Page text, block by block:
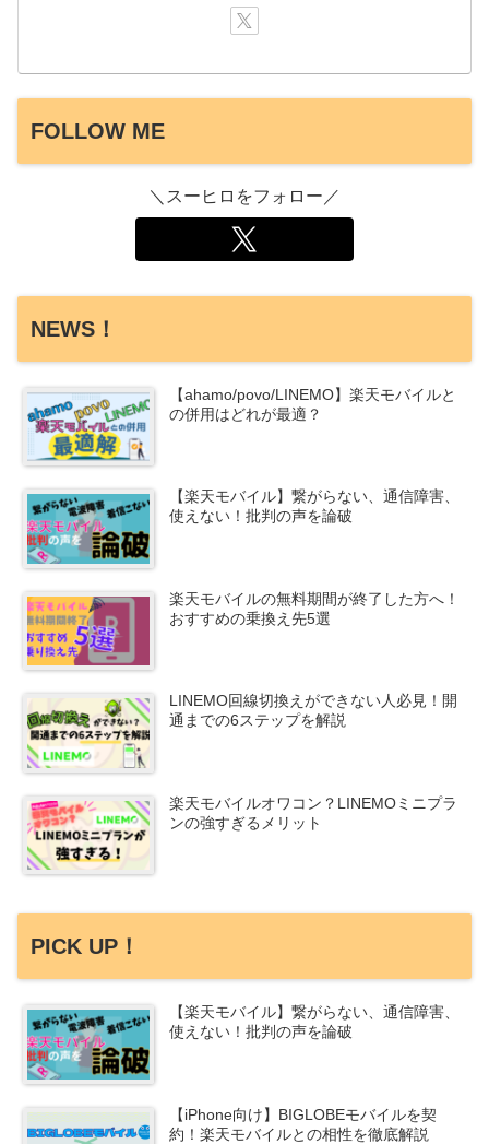
FOLLOW ME
＼スーヒロをフォロー／
NEWS！
【ahamo/povo/LINEMO】楽天モバイルと
の併用はどれが最適？
【楽天モバイル】繋がらない、通信障害、
使えない！批判の声を論破
楽天モバイルの無料期間が終了した方へ！
おすすめの乗換え先5選
LINEMO回線切換えができない人必見！開
通までの6ステップを解説
楽天モバイルオワコン？LINEMOミニプラ
ンの強すぎるメリット
PICK UP！
【楽天モバイル】繋がらない、通信障害、
使えない！批判の声を論破
【iPhone向け】BIGLOBEモバイルを契
約！楽天モバイルとの相性を徹底解説